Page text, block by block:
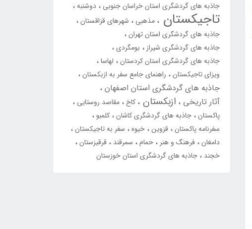
جاذبه های گردشگری استان خراسان جنوبی دوشنبه
تاجیکستان مذهبی شهرهای قزاقستان
جاذبه های گردشگری استان تهران
جاذبه های گردشگری شیراز بومگردی
جاذبه های گردشگری استان کردستان لهاسا
ویزای تاجیکستان راهنمای جامع سفر به ازبکستان
جاذبه های گردشگری استان اصفهان
آثار تاریخی ازبکستان کاخ مقاصد روستایی
پاکستان جاذبه های گردشگری کاشان کلمبو
سفرنامه پاکستان قزوین خیوه سفر به تاجیکستان
دامغان فرهنگ و هنر حمام سمرقند قرقیزستان
خجند جاذبه های گردشگری استان خوزستان